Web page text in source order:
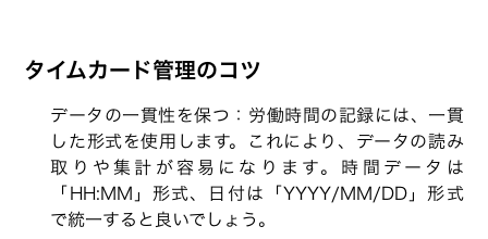
タイムカード管理のコツ
データの一貫性を保つ：労働時間の記録には、一貫
した形式を使用します。これにより、データの読み
取りや集計が容易になります。時間データは
「HH:MM」形式、日付は「YYYY/MM/DD」形式
で統一すると良いでしょう。